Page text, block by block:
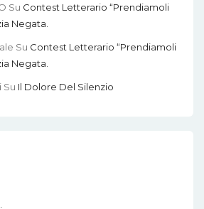
Su Contest Letterario “Prendiamoli
Negata.
Su Contest Letterario “Prendiamoli
Negata.
Su Il Dolore Del Silenzio